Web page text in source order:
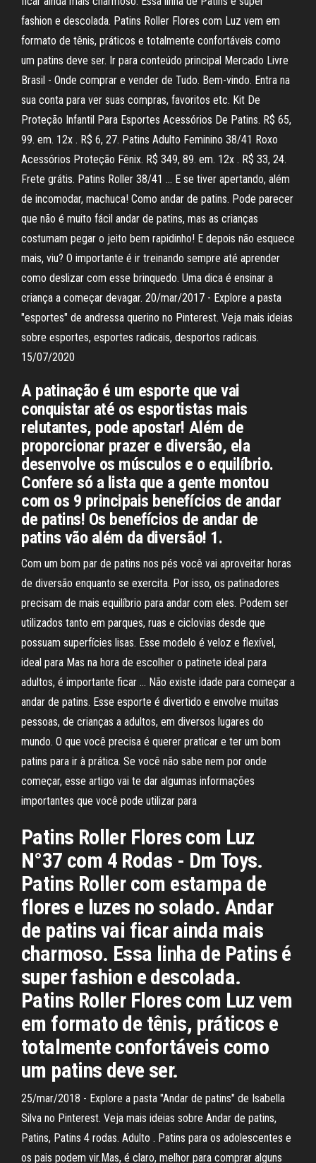
fashion e descolada. Patins Roller Flores com Luz vem em
formato de tênis, práticos e totalmente confortáveis como
um patins deve ser. Ir para conteúdo principal Mercado Livre
Brasil - Onde comprar e vender de Tudo. Bem-vindo. Entra na
sua conta para ver suas compras, favoritos etc. Kit De
Proteção Infantil Para Esportes Acessórios De Patins. R$ 65,
99. em. 12x . R$ 6, 27. Patins Adulto Feminino 38/41 Roxo
Acessórios Proteção Fênix. R$ 349, 89. em. 12x . R$ 33, 24.
Frete grátis. Patins Roller 38/41 … E se tiver apertando, além
de incomodar, machuca! Como andar de patins. Pode parecer
que não é muito fácil andar de patins, mas as crianças
costumam pegar o jeito bem rapidinho! E depois não esquece
mais, viu? O importante é ir treinando sempre até aprender
como deslizar com esse brinquedo. Uma dica é ensinar a
criança a começar devagar. 20/mar/2017 - Explore a pasta
"esportes" de andressa querino no Pinterest. Veja mais ideias
sobre esportes, esportes radicais, desportos radicais.
15/07/2020
A patinação é um esporte que vai
conquistar até os esportistas mais
relutantes, pode apostar! Além de
proporcionar prazer e diversão, ela
desenvolve os músculos e o equilíbrio.
Confere só a lista que a gente montou
com os 9 principais benefícios de andar
de patins! Os benefícios de andar de
patins vão além da diversão! 1.
Com um bom par de patins nos pés você vai aproveitar horas
de diversão enquanto se exercita. Por isso, os patinadores
precisam de mais equilíbrio para andar com eles. Podem ser
utilizados tanto em parques, ruas e ciclovias desde que
possuam superfícies lisas. Esse modelo é veloz e flexível,
ideal para Mas na hora de escolher o patinete ideal para
adultos, é importante ficar … Não existe idade para começar a
andar de patins. Esse esporte é divertido e envolve muitas
pessoas, de crianças a adultos, em diversos lugares do
mundo. O que você precisa é querer praticar e ter um bom
patins para ir à prática. Se você não sabe nem por onde
começar, esse artigo vai te dar algumas informações
importantes que você pode utilizar para
Patins Roller Flores com Luz
N°37 com 4 Rodas - Dm Toys.
Patins Roller com estampa de
flores e luzes no solado. Andar
de patins vai ficar ainda mais
charmoso. Essa linha de Patins é
super fashion e descolada.
Patins Roller Flores com Luz vem
em formato de tênis, práticos e
totalmente confortáveis como
um patins deve ser.
25/mar/2018 - Explore a pasta "Andar de patins" de Isabella
Silva no Pinterest. Veja mais ideias sobre Andar de patins,
Patins, Patins 4 rodas. Adulto . Patins para os adolescentes e
os pais podem vir.Mas, é claro, melhor para comprar alguns